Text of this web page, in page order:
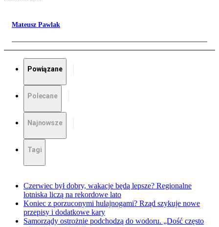
Mateusz Pawlak
Powiązane
Polecane
Najnowsze
Tagi
Czerwiec był dobry, wakacje będą lepsze? Regionalne
lotniska liczą na rekordowe lato
Koniec z porzuconymi hulajnogami? Rząd szykuje nowe
przepisy i dodatkowe kary
Samorządy ostrożnie podchodzą do wodoru. „Dość często